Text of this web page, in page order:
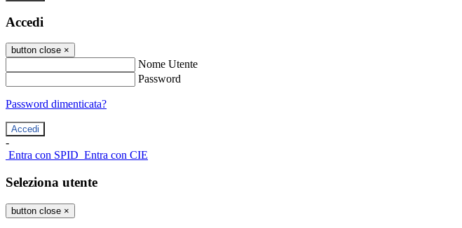
Accedi
button close ×
Nome Utente
Password
Password dimenticata?
-
Entra con SPID Entra con CIE
Seleziona utente
button close ×